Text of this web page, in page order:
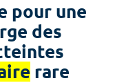
pour une
des
rare